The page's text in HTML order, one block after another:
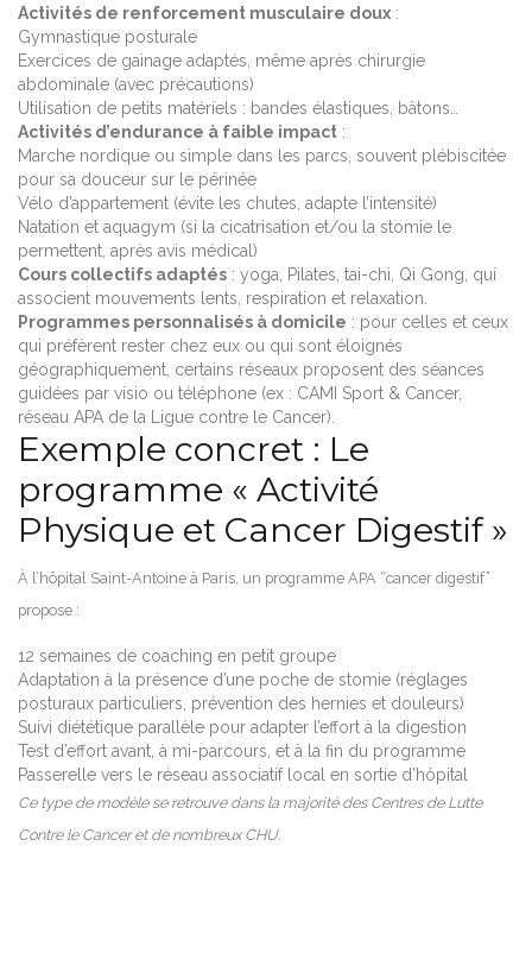
Activités de renforcement musculaire doux :
Gymnastique posturale
Exercices de gainage adaptés, même après chirurgie
abdominale (avec précautions)
Utilisation de petits matériels : bandes élastiques, bâtons…
Activités d’endurance à faible impact :
Marche nordique ou simple dans les parcs, souvent plébiscitée
pour sa douceur sur le périnée
Vélo d’appartement (évite les chutes, adapte l’intensité)
Natation et aquagym (si la cicatrisation et/ou la stomie le
permettent, après avis médical)
Cours collectifs adaptés : yoga, Pilates, tai-chi, Qi Gong, qui
associent mouvements lents, respiration et relaxation.
Programmes personnalisés à domicile : pour celles et ceux
qui préfèrent rester chez eux ou qui sont éloignés
géographiquement, certains réseaux proposent des séances
guidées par visio ou téléphone (ex : CAMI Sport & Cancer,
réseau APA de la Ligue contre le Cancer).
Exemple concret : Le
programme « Activité
Physique et Cancer Digestif »
À l’hôpital Saint-Antoine à Paris, un programme APA “cancer digestif”
propose :
12 semaines de coaching en petit groupe
Adaptation à la présence d’une poche de stomie (réglages
posturaux particuliers, prévention des hernies et douleurs)
Suivi diététique parallèle pour adapter l’effort à la digestion
Test d’effort avant, à mi-parcours, et à la fin du programme
Passerelle vers le réseau associatif local en sortie d’hôpital
Ce type de modèle se retrouve dans la majorité des Centres de Lutte
Contre le Cancer et de nombreux CHU.